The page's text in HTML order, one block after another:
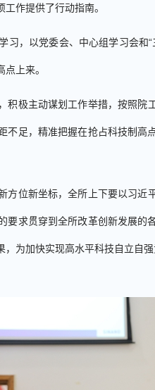
作提供了行动指南。
习，以党委会、中心组学习会
上来。
积极主动谋划工作举措，按照
不足，精准把握在抢占科技制
位新坐标，全所上下要以习
要求贯穿到全所改革创新发展
为加快实现高水平科技自立自强